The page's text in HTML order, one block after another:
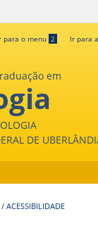
para o menu 2 Ir para
em
DE
/ ACESSIBILIDADE